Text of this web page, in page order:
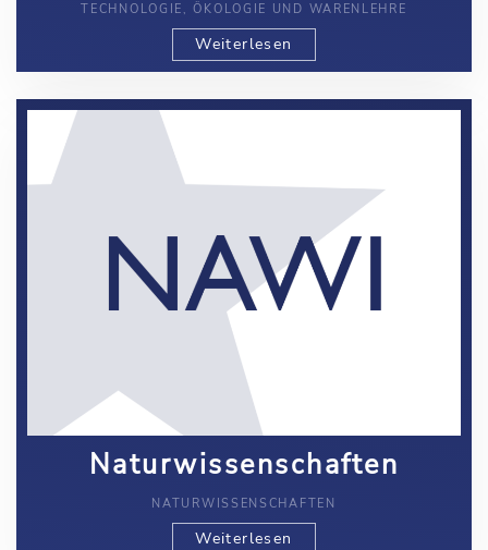
TECHNOLOGIE, ÖKOLOGIE UND WARENLEHRE
Weiterlesen
Naturwissenschaften
NATURWISSENSCHAFTEN
Weiterlesen